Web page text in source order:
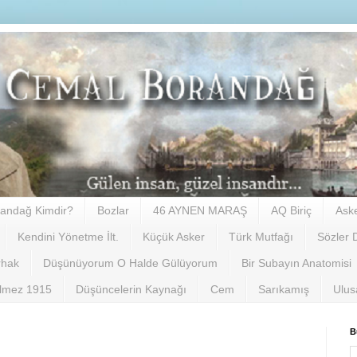
Kimdir? Bozlar 46 AYNEN MARAŞ AQ Biriç
Kendini Yönetme İlt. Küçük Asker Türk Mutfağı Sözler
Düşünüyorum O Halde Gülüyorum Bir Subayın Anatomisi
1915 Düşüncelerin Kaynağı Cem Sarıkamış